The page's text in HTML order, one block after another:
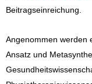
Beitragseinreichung.
Angenommen werden
Ansatz und